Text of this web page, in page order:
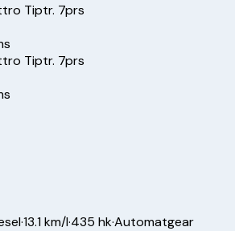
Tiptr. 7prs
Tiptr. 7prs
·13.1 km/l·435 hk·Automatgear